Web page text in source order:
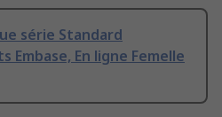
série Standard
Embase, En ligne Femelle